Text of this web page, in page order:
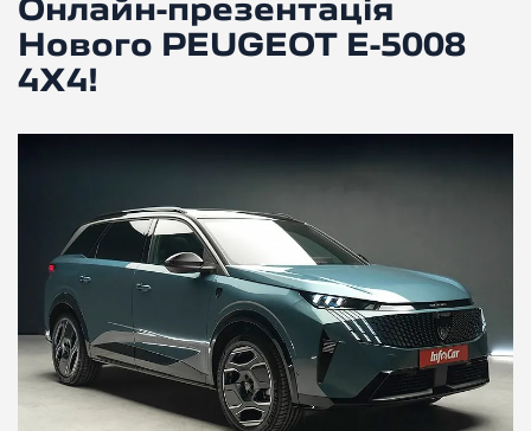
Онлайн-презентація
Нового PEUGEOT E-5008
4X4!